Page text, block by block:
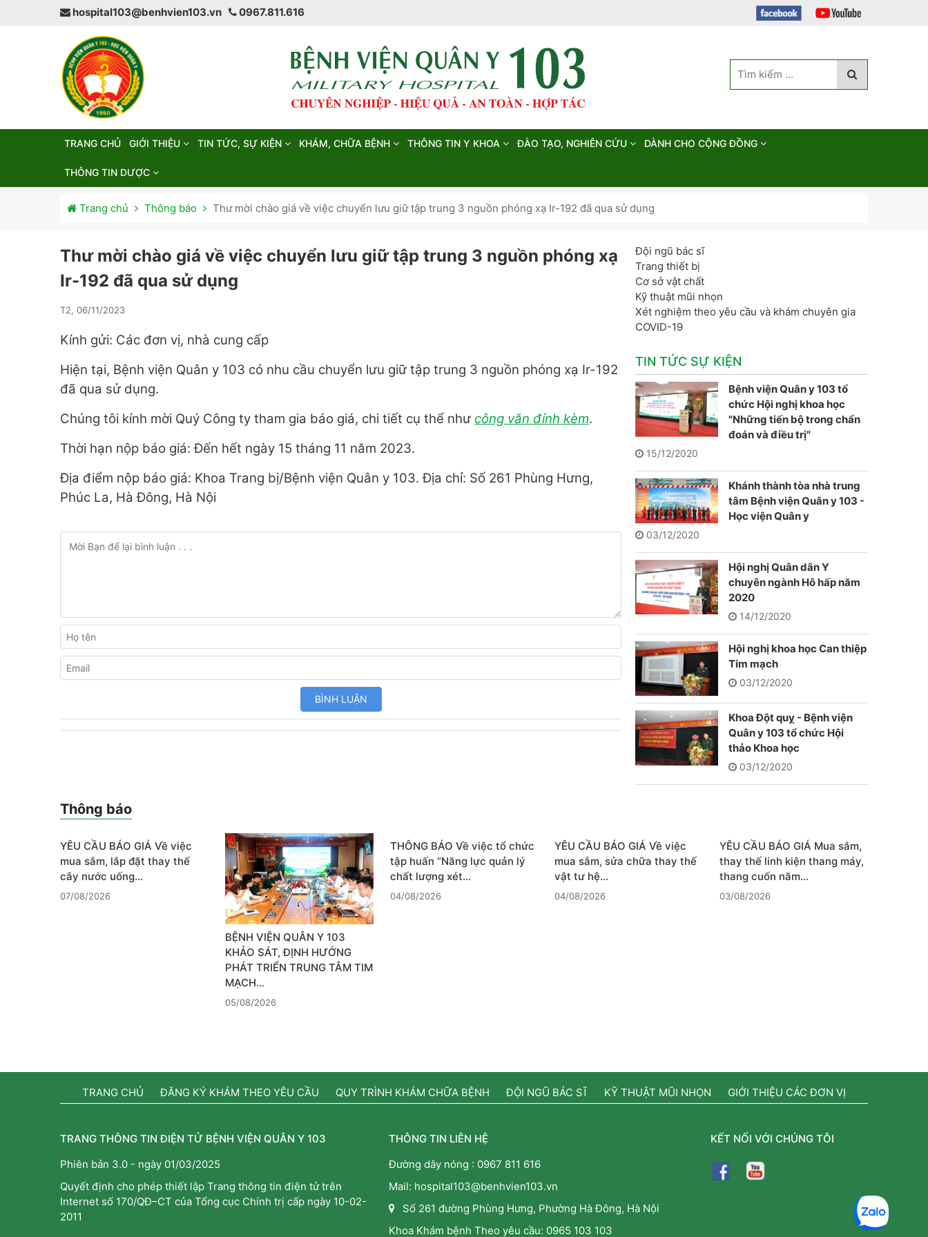
hospital103@benhvien103.vn 0967.811.616
TRANG CHỦ GIỚI THIỆU TIN TỨC, SỰ KIỆN KHÁM, CHỮA BỆNH THÔNG TIN Y KHOA ĐÀO TẠO, NGHIÊN CỨU DÀNH CHO CỘNG ĐỒNG
THÔNG TIN DƯỢC
Trang chủ Thông báo Thư mời chào giá về việc chuyển lưu giữ tập trung 3 nguồn phóng xạ Ir-192 đã qua sử dụng
Thư mời chào giá về việc chuyển lưu giữ tập trung 3 nguồn phóng xạ
Ir-192 đã qua sử dụng
T2, 06/11/2023
Kính gửi: Các đơn vị, nhà cung cấp
Hiện tại, Bệnh viện Quân y 103 có nhu cầu chuyển lưu giữ tập trung 3 nguồn phóng xạ Ir-192
đã qua sử dụng.
Chúng tôi kính mời Quý Công ty tham gia báo giá, chi tiết cụ thể như công văn đính kèm.
Thời hạn nộp báo giá: Đến hết ngày 15 tháng 11 năm 2023.
Địa điểm nộp báo giá: Khoa Trang bị/Bệnh viện Quân y 103. Địa chỉ: Số 261 Phùng Hưng,
Phúc La, Hà Đông, Hà Nội
Đội ngũ bác sĩ
Trang thiết bị
Cơ sở vật chất
Kỹ thuật mũi nhọn
Xét nghiệm theo yêu cầu và khám chuyên gia
COVID-19
TIN TỨC SỰ KIỆN
Bệnh viện Quân y 103 tổ
chức Hội nghị khoa học
"Những tiến bộ trong chẩn
đoán và điều trị"
15/12/2020
Khánh thành tòa nhà trung
tâm Bệnh viện Quân y 103 -
Học viện Quân y
03/12/2020
Hội nghị Quân dân Y
chuyên ngành Hô hấp năm
2020
14/12/2020
Hội nghị khoa học Can thiệp
Tim mạch
03/12/2020
Khoa Đột quỵ - Bệnh viện
Quân y 103 tổ chức Hội
thảo Khoa học
03/12/2020
Thông báo
YÊU CẦU BÁO GIÁ Về việc
mua sắm, lắp đặt thay thế
cây nước uống…
07/08/2026
BỆNH VIỆN QUÂN Y 103
KHẢO SÁT, ĐỊNH HƯỚNG
PHÁT TRIỂN TRUNG TÂM TIM
MẠCH…
05/08/2026
THÔNG BÁO Về việc tổ chức
tập huấn “Năng lực quản lý
chất lượng xét…
04/08/2026
YÊU CẦU BÁO GIÁ Về việc
mua sắm, sửa chữa thay thế
vật tư hệ…
04/08/2026
YÊU CẦU BÁO GIÁ Mua sắm,
thay thế linh kiện thang máy,
thang cuốn năm…
03/08/2026
TRANG CHỦ ĐĂNG KÝ KHÁM THEO YÊU CẦU QUY TRÌNH KHÁM CHỮA BỆNH ĐỘI NGŨ BÁC SĨ KỸ THUẬT MŨI NHỌN GIỚI THIỆU CÁC ĐƠN VỊ
TRANG THÔNG TIN ĐIỆN TỬ BỆNH VIỆN QUÂN Y 103
Phiên bản 3.0 - ngày 01/03/2025
Quyết định cho phép thiết lập Trang thông tin điện tử trên
Internet số 170/QĐ–CT của Tổng cục Chính trị cấp ngày 10-02-
2011
THÔNG TIN LIÊN HỆ
Đường dây nóng : 0967 811 616
Mail: hospital103@benhvien103.vn
Số 261 đường Phùng Hưng, Phường Hà Đông, Hà Nội
Khoa Khám bệnh Theo yêu cầu: 0965 103 103
KẾT NỐI VỚI CHÚNG TÔI